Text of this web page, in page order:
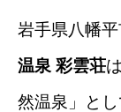
岩手県八幡
温泉 彩雲荘
然温泉」と